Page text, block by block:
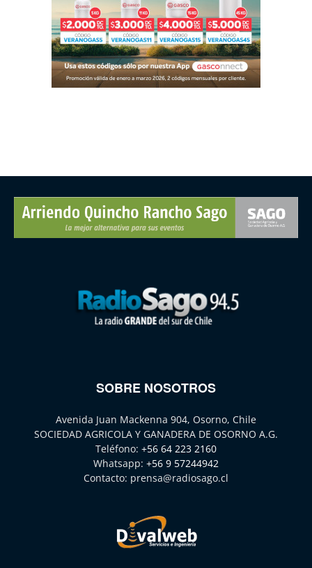
SOBRE NOSOTROS
Avenida Juan Mackenna 904, Osorno, Chile
SOCIEDAD AGRICOLA Y GANADERA DE OSORNO A.G.
Teléfono: +56 64 223 2160
Whatsapp: +56 9 57244942
Contacto: prensa@radiosago.cl